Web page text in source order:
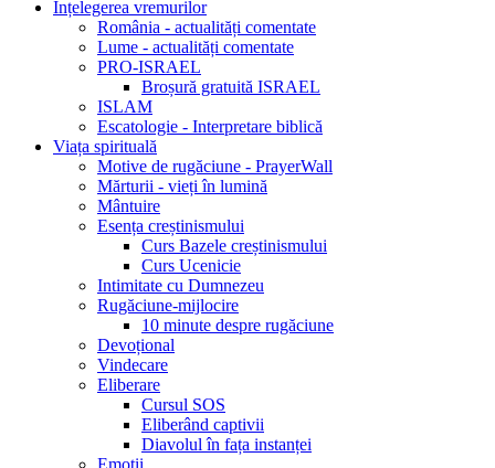
Înțelegerea vremurilor
România - actualități comentate
Lume - actualități comentate
PRO-ISRAEL
Broșură gratuită ISRAEL
ISLAM
Escatologie - Interpretare biblică
Viața spirituală
Motive de rugăciune - PrayerWall
Mărturii - vieți în lumină
Mântuire
Esența creștinismului
Curs Bazele creștinismului
Curs Ucenicie
Intimitate cu Dumnezeu
Rugăciune-mijlocire
10 minute despre rugăciune
Devoțional
Vindecare
Eliberare
Cursul SOS
Eliberând captivii
Diavolul în fața instanței
Emoții